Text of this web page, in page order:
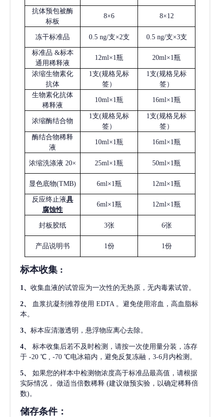
抗体预包被酶
标板
8×6 8×12
冻干标准品 0.5 ng/支×2支 0.5 ng/支×3支
标准品 &标本
通用稀释液
12ml×1瓶 20ml×1瓶
浓缩生物素化
抗体
1支(规格见标
签）
1支(规格见标
签）
生物素化抗体
稀释液
10ml×1瓶 16ml×1瓶
浓缩酶结合物
1支(规格见标
签）
1支(规格见标
签）
酶结合物稀释
液
10ml×1瓶 16ml×1瓶
浓缩洗涤液 20× 25ml×1瓶 50ml×1瓶
显色底物(TMB) 6ml×1瓶 12ml×1瓶
反应终止液具
腐蚀性
6ml×1瓶 12ml×1瓶
封板胶纸 3张 6张
产品说明书 1份 1份
标本收集 :
1、 收集血液的试管应为一次性的无热原，无内毒素试管。
2、 血浆抗凝剂推荐使用 EDTA 。避免使用溶血，高血脂标
本。
3、 标本应清澈透明，悬浮物应离心去除。
4、
标本收集后若不及时检测，请按一次使用量分装，冻存
于 -20 ℃ , -70 ℃电冰箱内，避免反复冻融，3-6月内检测。
5、
如果您的样本中检测物浓度高于标准品最高值，请根据
实际情况，
做适当倍数稀释 (建议做预实验，以确定稀释倍
数)。
储存条件：